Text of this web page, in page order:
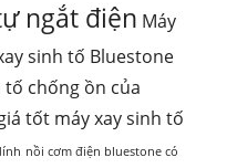
ngắt điện Máy
sinh tố Bluestone
tố chống ồn của
tốt máy xay sinh tố
nồi cơm điện bluestone có